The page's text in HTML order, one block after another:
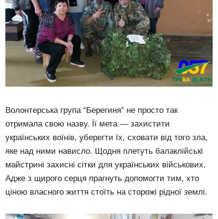
Волонтерська група “Берегиня” не просто так
отримала свою назву. Її мета — захистити
українських воїнів, уберегти їх, сховати від того зла,
яке над ними нависло. Щодня плетуть балаклійські
майстрині захисні сітки для українських військових.
Адже з щирого серця прагнуть допомогти тим, хто
ціною власного життя стоїть на сторожі рідної землі.